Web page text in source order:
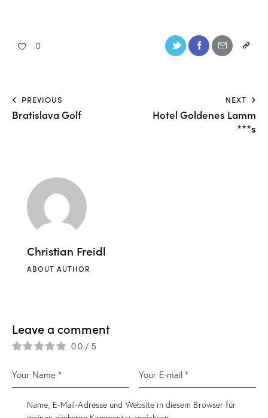
0
PREVIOUS
Bratislava Golf
NEXT
Hotel Goldenes Lamm
***s
Christian Freidl
ABOUT AUTHOR
Leave a comment
0.0 / 5
Name, E-Mail-Adresse und Website in diesem Browser für